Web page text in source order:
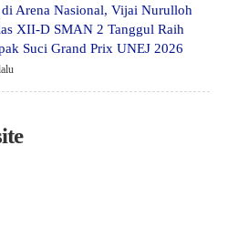
Arena Nasional, Vijai Nurulloh
XII-D SMAN 2 Tanggul Raih
Suci Grand Prix UNEJ 2026